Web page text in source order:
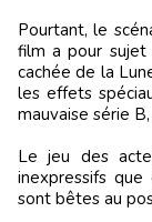
Pourtant, le
film a pour sujet
cachée de la
les effets
mauvaise série
Le jeu des
inexpressifs
sont bêtes au